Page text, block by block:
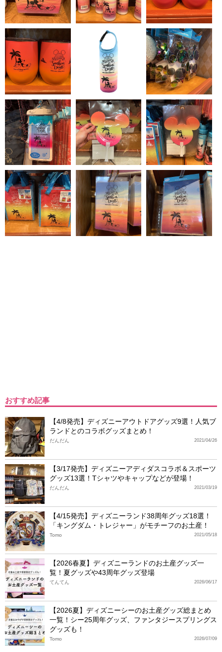
おすすめ記事
【4/8発売】ディズニーアウトドアグッズ9選！人気ブ
ランドとのコラボグッズまとめ！
2021/04/26
だんだん
【3/17発売】ディズニーアディダスコラボ＆スポーツ
グッズ13選！Tシャツやキャップなどが登場！
2021/03/19
だんだん
【4/15発売】ディズニーランド38周年グッズ18選！
「キングダム・トレジャー」がモチーフのお土産！
2021/05/18
Tomo
【2026春夏】ディズニーランドのお土産グッズ一
覧！夏グッズや43周年グッズ登場
2026/06/17
てんてん
【2026夏】ディズニーシーのお土産グッズ総まとめ
一覧！シー25周年グッズ、ファンタジースプリングス
グッズも！
2026/07/09
Tomo